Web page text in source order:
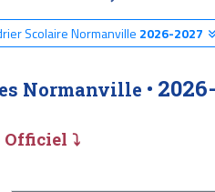
Scolaire Normanville 2026-2027
Normanville •
Officiel ⤵